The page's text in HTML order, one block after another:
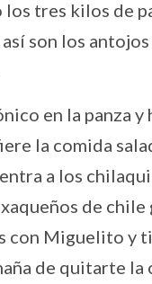
los tres kilos de
son los
en la panza y
la comida
a los
de chile
con Miguelito y
de quitarte la